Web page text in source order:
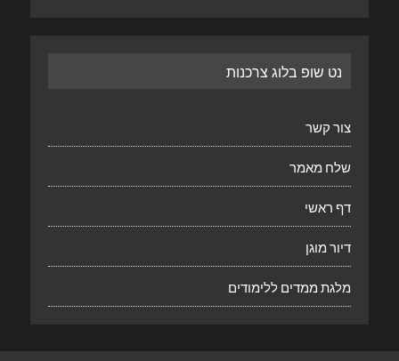
נט שופ בלוג צרכנות
צור קשר
שלח מאמר
דף ראשי
דיור מוגן
מלגת ממדים ללימודים